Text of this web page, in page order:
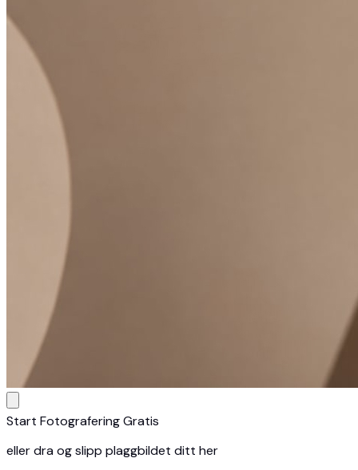
Start Fotografering Gratis
eller dra og slipp plaggbildet ditt her